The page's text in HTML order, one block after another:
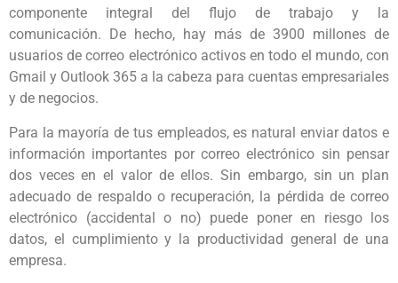
componente integral del flujo de trabajo y la
comunicación. De hecho, hay más de 3900 millones de
usuarios de correo electrónico activos en todo el mundo, con
Gmail y Outlook 365 a la cabeza para cuentas empresariales
y de negocios.
Para la mayoría de tus empleados, es natural enviar datos e
información importantes por correo electrónico sin pensar
dos veces en el valor de ellos. Sin embargo, sin un plan
adecuado de respaldo o recuperación, la pérdida de correo
electrónico (accidental o no) puede poner en riesgo los
datos, el cumplimiento y la productividad general de una
empresa.